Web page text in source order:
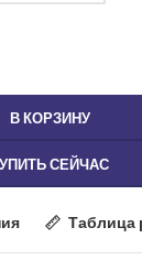
В КОРЗИНУ
СЕЙЧАС
Таблица